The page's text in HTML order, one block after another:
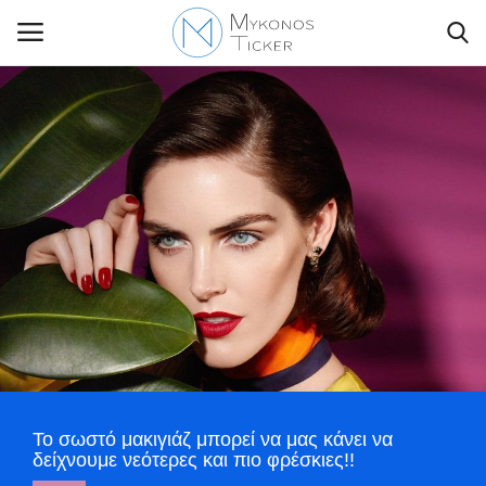
Contact Us
Politique
Business
Travel
World
Style Adorés
Το σωστό μακιγιάζ μπορεί να μας κάνει να
δείχνουμε νεότερες και πιο φρέσκιες!!